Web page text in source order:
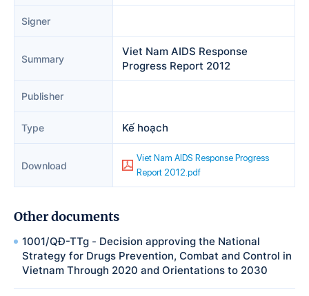
Signer
Summary
Viet Nam AIDS Response
Progress Report 2012
Publisher
Type Kế hoạch
Download
Viet Nam AIDS Response Progress
Report 2012.pdf
Other documents
1001/QĐ-TTg - Decision approving the National
Strategy for Drugs Prevention, Combat and Control in
Vietnam Through 2020 and Orientations to 2030